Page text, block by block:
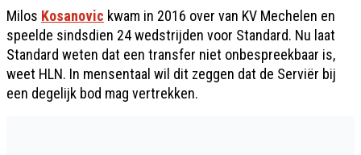
Milos Kosanovic kwam in 2016 over van KV Mechelen en
speelde sindsdien 24 wedstrijden voor Standard. Nu laat
Standard weten dat een transfer niet onbespreekbaar is,
weet HLN. In mensentaal wil dit zeggen dat de Serviër bij
een degelijk bod mag vertrekken.